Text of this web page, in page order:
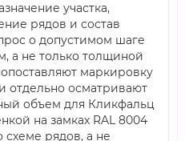
участка,
рядов и состав
о допустимом шаге
а не только толщиной
маркировку
отдельно осматривают
объем для Кликфальц
на замках RAL 8004
схеме рядов, а не